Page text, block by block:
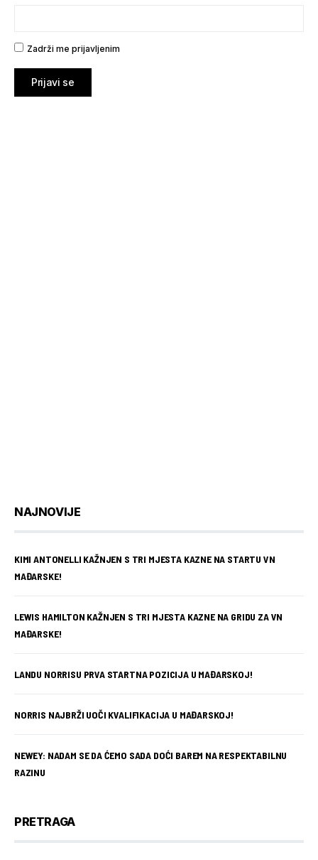
Zadrži me prijavljenim
Prijavi se
NAJNOVIJE
KIMI ANTONELLI KAŽNJEN S TRI MJESTA KAZNE NA STARTU VN
MAĐARSKE!
LEWIS HAMILTON KAŽNJEN S TRI MJESTA KAZNE NA GRIDU ZA VN
MAĐARSKE!
LANDU NORRISU PRVA STARTNA POZICIJA U MAĐARSKOJ!
NORRIS NAJBRŽI UOČI KVALIFIKACIJA U MAĐARSKOJ!
NEWEY: NADAM SE DA ĆEMO SADA DOĆI BAREM NA RESPEKTABILNU
RAZINU
PRETRAGA